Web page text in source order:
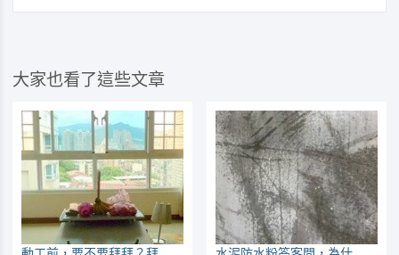
大家也看了這些文章